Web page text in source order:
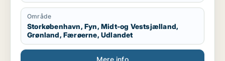
Område
Storkøbenhavn, Fyn, Midt-og Vestsjælland,
Grønland, Færøerne, Udlandet
Mere info